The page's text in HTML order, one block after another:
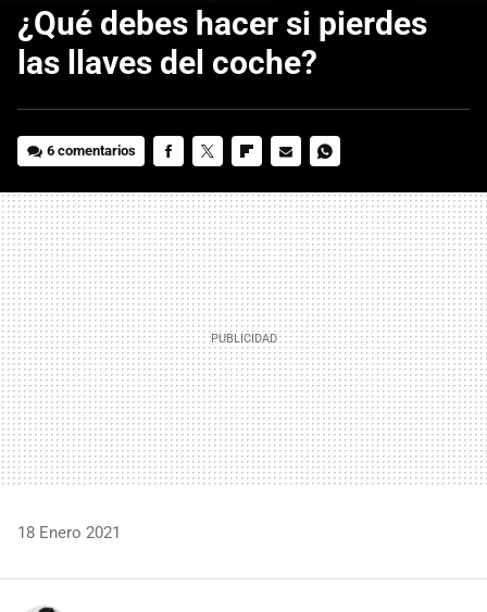
¿Qué debes hacer si pierdes
las llaves del coche?
6 comentarios
MAIL
18 Enero 2021